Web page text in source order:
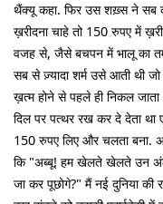
थैंक्यू कहा. फिर उस शख़्स ने सब
ख़रीदना चाहे तो 150 रुपए में
वजह से, जैसे बचपन में भालू का
सब से ज़्यादा शर्म उसे आती थी जो
ख़त्म होने से पहले ही निकल जाता
दिल पर पत्थर रख कर दे देता था
150 रुपए लिए और चलता बना.
कि "अब्बू! हम खेलते खेलते उन
जा कर पूछोगे?" मैं नई दुनिया की